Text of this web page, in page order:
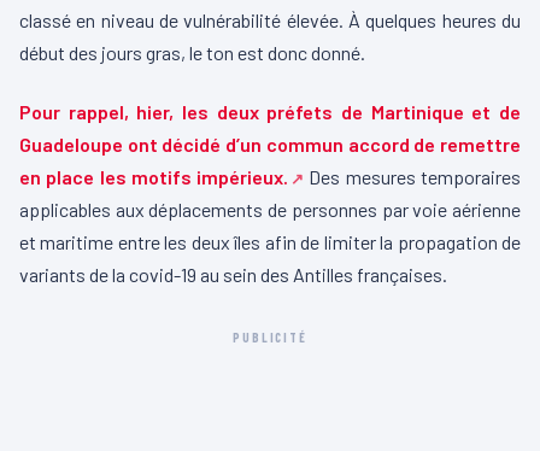
classé en niveau de vulnérabilité élevée. À quelques heures du
début des jours gras, le ton est donc donné.
Pour rappel, hier, les deux préfets de Martinique et de
Guadeloupe ont décidé d’un commun accord de remettre
en place les motifs impérieux.
Des mesures temporaires
applicables aux déplacements de personnes par voie aérienne
et maritime entre les deux îles afin de limiter la propagation de
variants de la covid-19 au sein des Antilles françaises.
PUBLICITÉ